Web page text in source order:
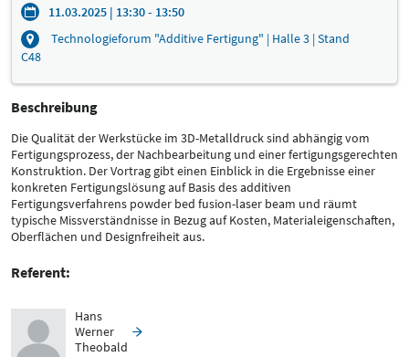
11.03.2025 | 13:30 - 13:50
Technologieforum "Additive Fertigung" | Halle 3 | Stand
C48
Beschreibung
Die Qualität der Werkstücke im 3D-Metalldruck sind abhängig vom
Fertigungsprozess, der Nachbearbeitung und einer fertigungsgerechten
Konstruktion. Der Vortrag gibt einen Einblick in die Ergebnisse einer
konkreten Fertigungslösung auf Basis des additiven
Fertigungsverfahrens powder bed fusion-laser beam und räumt
typische Missverständnisse in Bezug auf Kosten, Materialeigenschaften,
Oberflächen und Designfreiheit aus.
Referent:
Hans
Werner
Theobald